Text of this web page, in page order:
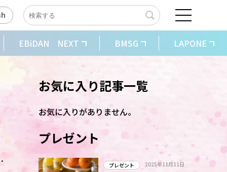
EBiDAN NEXT BMSG LAPONE
お気に入り記事一覧
お気に入りがありません。
プレゼント
プレゼント 2025年11月11日